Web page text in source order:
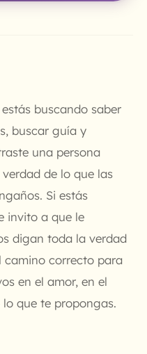
buscando saber
buscar guía y
una persona
de lo que las
Si estás
invito a que le
digan toda la verdad
camino correcto para
en el amor, en el
que te propongas.